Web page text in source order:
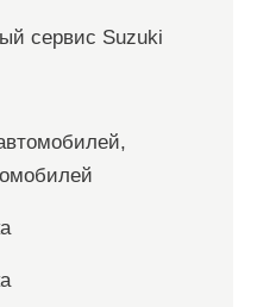
сервис Suzuki